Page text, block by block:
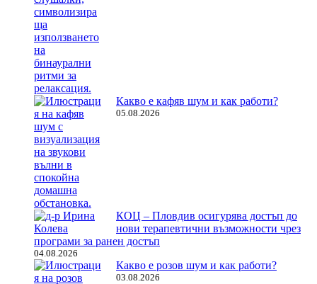
Какво е кафяв шум и как работи?
05.08.2026
КОЦ – Пловдив осигурява достъп до
нови терапевтични възможности чрез
програми за ранен достъп
04.08.2026
Какво е розов шум и как работи?
03.08.2026